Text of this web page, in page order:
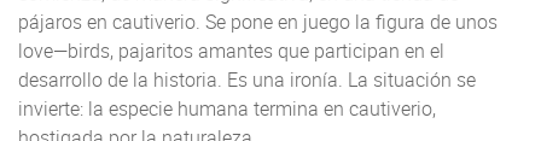
pájaros en cautiverio. Se pone en juego la figura de unos
love—birds, pajaritos amantes que participan en el
desarrollo de la historia. Es una ironía. La situación se
invierte: la especie humana termina en cautiverio,